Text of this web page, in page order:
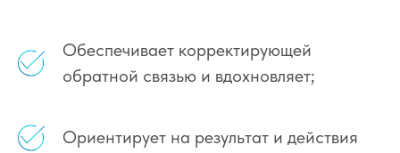
Обеспечивает корректирующей
обратной связью и вдохновляет;
Ориентирует на результат и действия